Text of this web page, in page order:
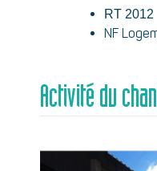
RT 2012
NF
Activité du